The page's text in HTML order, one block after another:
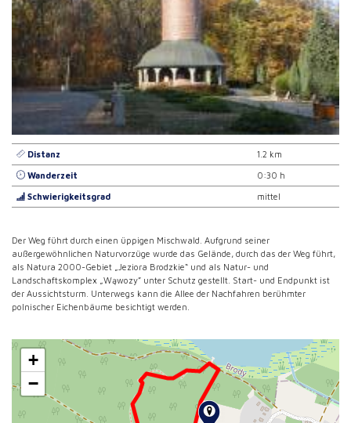
Distanz 1.2 km
Wanderzeit 0:30 h
Schwierigkeitsgrad mittel
Der Weg führt durch einen üppigen Mischwald. Aufgrund seiner
außergewöhnlichen Naturvorzüge wurde das Gelände, durch das der Weg führt,
als Natura 2000-Gebiet „Jeziora Brodzkie“ und als Natur- und
Landschaftskomplex „Wąwozy” unter Schutz gestellt. Start- und Endpunkt ist
der Aussichtsturm. Unterwegs kann die Allee der Nachfahren berühmter
polnischer Eichenbäume besichtigt werden.
+
−